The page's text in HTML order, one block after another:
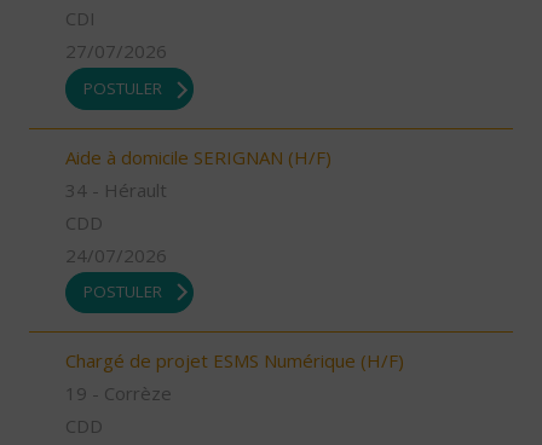
CDI
27/07/2026
POSTULER
Aide à domicile SERIGNAN (H/F)
34 - Hérault
CDD
24/07/2026
POSTULER
Chargé de projet ESMS Numérique (H/F)
19 - Corrèze
CDD